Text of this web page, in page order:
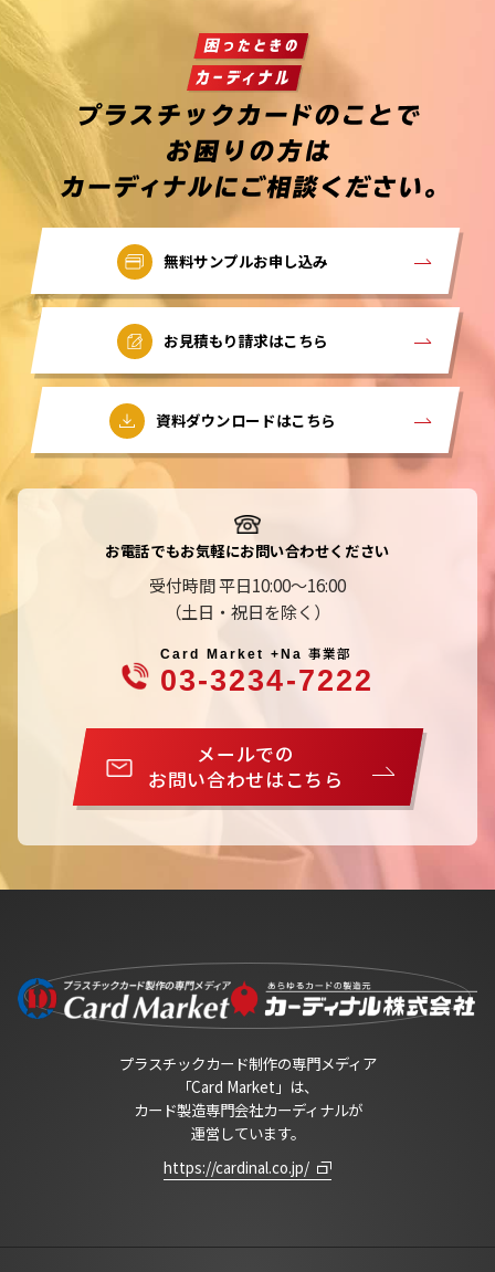
無料サンプルお申し込み
お見積もり請求はこちら
資料ダウンロードはこちら
お電話でもお気軽にお問い合わせください
受付時間 平日10:00～16:00
（土日・祝日を除く）
Card Market +Na事業部
03-3234-7222
メールでの
お問い合わせはこちら
プラスチックカード制作の専門メディア
「Card Market」は、
カード製造専門会社カーディナルが
運営しています。
https://cardinal.co.jp/